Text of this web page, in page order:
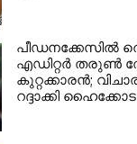
പീഡനക്കേസിൽ
എഡിറ്റർ തരുൺ
കുറ്റക്കാരൻ;
റദ്ദാക്കി